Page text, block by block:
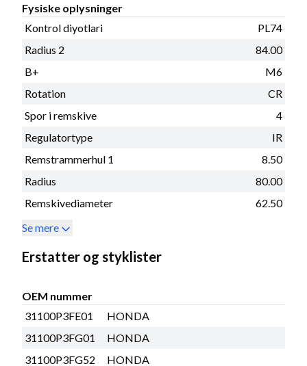
Fysiske oplysninger
Kontrol diyotlari
PL74
Radius 2
84.00
B+
M6
Rotation
CR
Spor i remskive
4
Regulatortype
IR
Remstrammerhul 1
8.50
Radius
80.00
Remskivediameter
62.50
Se mere
Erstatter og styklister
OEM nummer
31100P3FE01
HONDA
31100P3FG01
HONDA
31100P3FG52
HONDA